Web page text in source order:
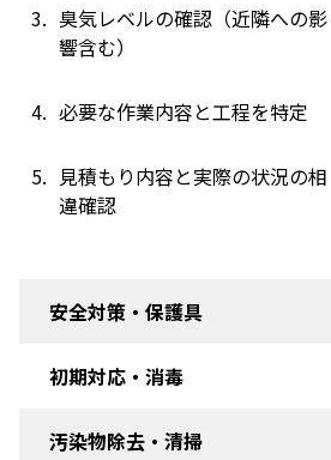
3. 臭気レベルの確認（近隣への影
響含む）
4. 必要な作業内容と工程を特定
5. 見積もり内容と実際の状況の相
違確認
安全対策・保護具
初期対応・消毒
汚染物除去・清掃